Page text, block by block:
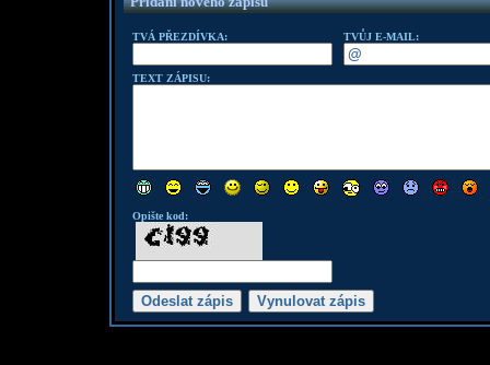
TVÁ PŘEZDÍVKA: TVŮJ E-MAIL:
TEXT ZÁPISU:
Opište kod: